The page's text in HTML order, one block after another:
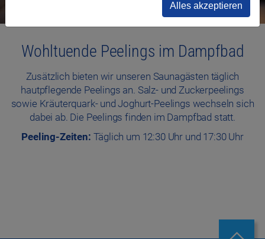
Wohltuende Peelings im Dampfbad
Zusätzlich bieten wir unseren Saunagästen täglich
hautpflegende Peelings an. Salz- und Zuckerpeelings
sowie Kräuterquark- und Joghurt-Peelings wechseln sich
dabei ab. Die Peelings finden im Dampfbad statt.
Peeling-Zeiten: Täglich um 12:30 Uhr und 17:30 Uhr
Alles akzeptieren